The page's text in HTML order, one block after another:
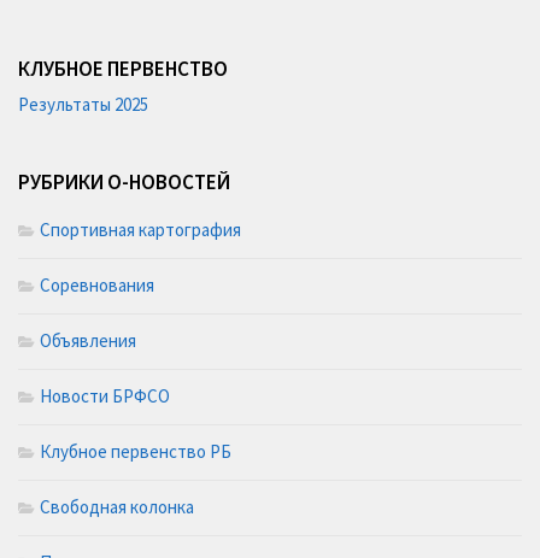
КЛУБНОЕ ПЕРВЕНСТВО
Результаты 2025
РУБРИКИ О-НОВОСТЕЙ
Спортивная картография
Соревнования
Объявления
Новости БРФСО
Клубное первенство РБ
Свободная колонка